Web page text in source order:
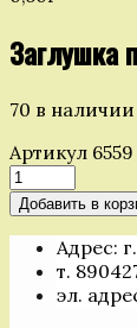
Заглушка
70 в наличии
Артикул 6559
Количество
товара
Заглушка
под
конфримат
бук
Добавить в
Адрес:
т.
эл.